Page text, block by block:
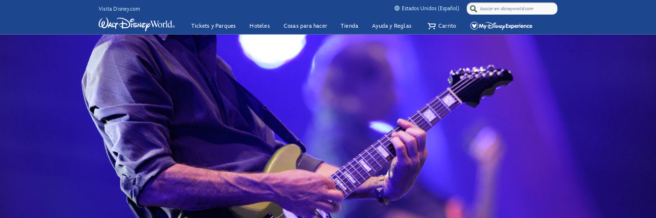
Visita Disney.com Estados Unidos (Español)
Tickets y Parques Hoteles Cosas para hacer Tienda Ayuda y Reglas Carrito